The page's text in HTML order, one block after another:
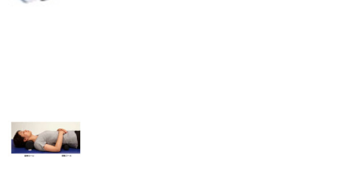
書籍・DVD